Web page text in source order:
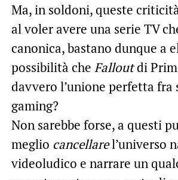
Ma, in soldoni, queste
al voler avere una serie TV
canonica, bastano dunque a
possibilità che Falloutdi
davvero l’unione perfetta fra
gaming?
Non sarebbe forse, a questi
meglio cancellarel’universo
videoludico e narrare un